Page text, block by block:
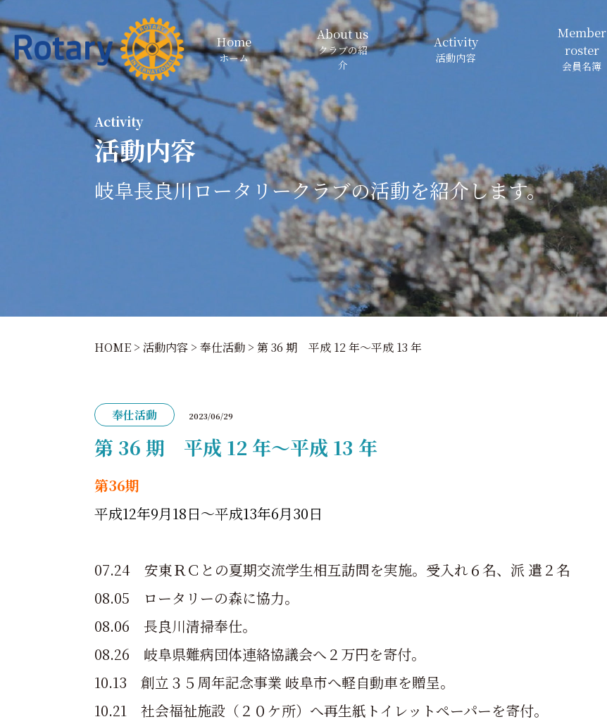
Home
ホーム
About us
クラブの紹
介
Activity
活動内容
Member
roster
会員名簿
Activity
活動内容
岐阜長良川ロータリークラブの活動を紹介します。
HOME >活動内容 >奉仕活動 >第 36 期 平成 12 年～平成 13 年
奉仕活動 2023/06/29
第 36 期 平成 12 年～平成 13 年
第36期
平成12年9月18日～平成13年6月30日
07.24 安東ＲＣとの夏期交流学生相互訪問を実施。受入れ６名、派 遣２名
08.05 ロータリーの森に協力。
08.06 長良川清掃奉仕。
08.26 岐阜県難病団体連絡協議会へ２万円を寄付。
10.13 創立３５周年記念事業 岐阜市へ軽自動車を贈呈。
10.21 社会福祉施設（２０ケ所）へ再生紙トイレットペーパーを寄付。